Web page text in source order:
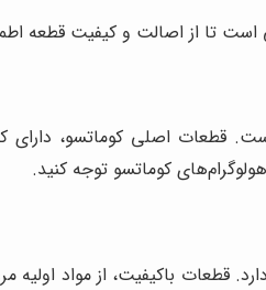
تا از اصالت و کیفیت قطعه
قطعات اصلی کوماتسو،
کوماتسو توجه کنید.
قطعات باکیفیت، از مواد